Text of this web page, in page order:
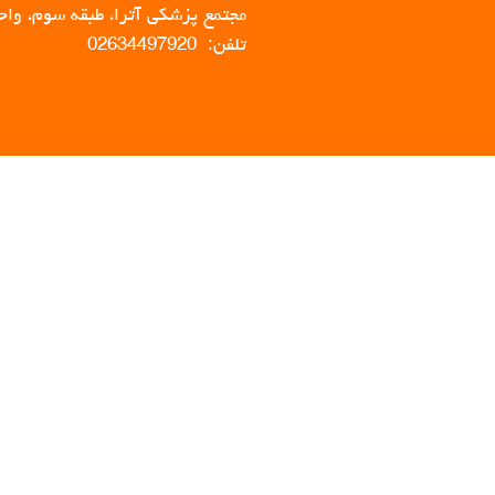
مجتمع پزشکی آترا، طبقه سوم، واحد
تلفن: 02634497920